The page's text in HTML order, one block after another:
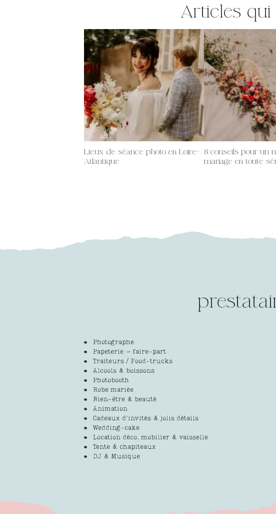
Articles
Lieux de séance photo en Loire-
Atlantique
8 conseils pour un
mariage en toute
Photographe
Papeterie – faire-part
Traiteurs / Food-trucks
Alcools & boissons
Photobooth
Robe mariée
Bien-être & beauté
Animation
Cadeaux d’invités & jolis détails
Wedding-cake
Location déco, mobilier & vaisselle
Tente & chapiteaux
DJ & Musique